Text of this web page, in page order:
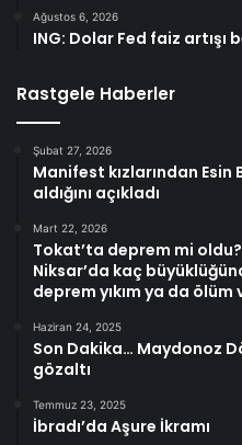
Ağustos 6, 2026
ING: Dolar Fed faiz
Rastgele Haberler
Şubat 27, 2026
Manifest kızlarından
aldığını açıkladı
Mart 22, 2026
Tokat’ta deprem mi oldu?
Niksar’da kaç
deprem yıkım ya da ölüm
Haziran 24, 2025
Son Dakika… Maydonoz
gözaltı
Temmuz 23, 2025
İbradı’da Aşure İkramı